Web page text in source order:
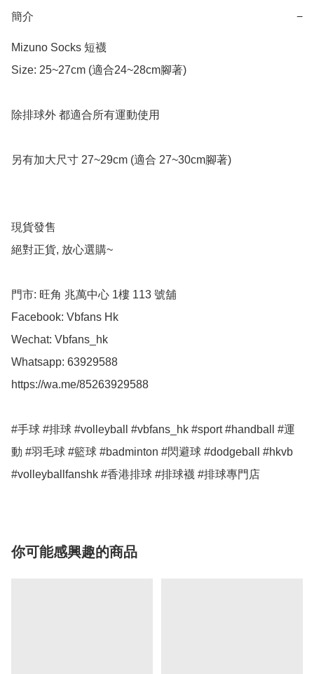
簡介 −
Mizuno Socks 短襪
Size: 25~27cm (適合24~28cm腳著)
除排球外 都適合所有運動使用
另有加大尺寸 27~29cm (適合 27~30cm腳著)
現貨發售
絕對正貨, 放心選購~
門市: 旺角 兆萬中心 1樓 113 號舖
Facebook: Vbfans Hk
Wechat: Vbfans_hk
Whatsapp: 63929588
https://wa.me/85263929588
#手球 #排球 #volleyball #vbfans_hk #sport #handball #運
動 #羽毛球 #籃球 #badminton #閃避球 #dodgeball #hkvb
#volleyballfanshk #香港排球 #排球襪 #排球專門店
你可能感興趣的商品